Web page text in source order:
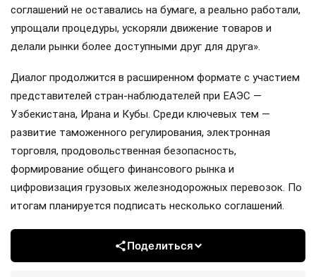
соглашений не оставались на бумаге, а реально работали,
упрощали процедуры, ускоряли движение товаров и
делали рынки более доступными друг для друга».
Диалог продолжится в расширенном формате с участием
представителей стран-наблюдателей при ЕАЭС —
Узбекистана, Ирана и Кубы. Среди ключевых тем —
развитие таможенного регулирования, электронная
торговля, продовольственная безопасность,
формирование общего финансового рынка и
цифровизация грузовых железнодорожных перевозок. По
итогам планируется подписать несколько соглашений.
Поделиться